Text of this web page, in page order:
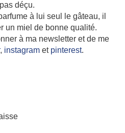
déçu.
à lui seul le gâteau, il
un miel de bonne qualité.
à ma newsletter et de me
, instagram et pinterest.